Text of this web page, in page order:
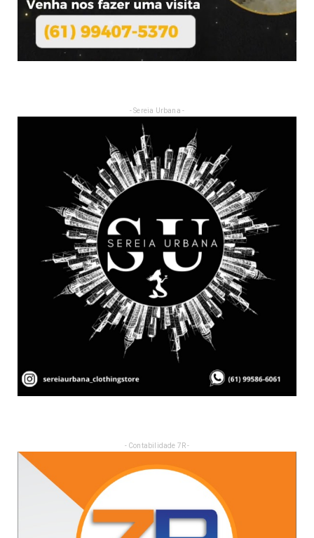
- Sereia Urbana -
- Contabilidade 7R -